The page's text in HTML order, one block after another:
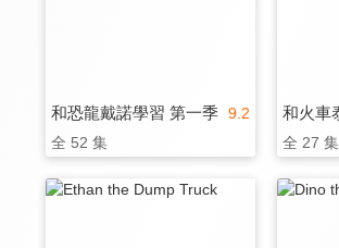
9.2
和恐龍戴諾學習 第一季
全 52 集
和火車
全 27 集